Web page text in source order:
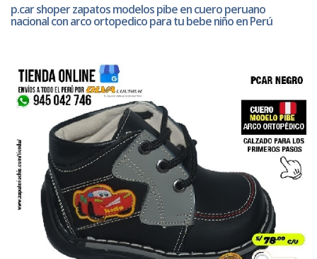
p.car shoper zapatos modelos pibe en cuero peruano
nacional con arco ortopedico para tu bebe niño en Perú